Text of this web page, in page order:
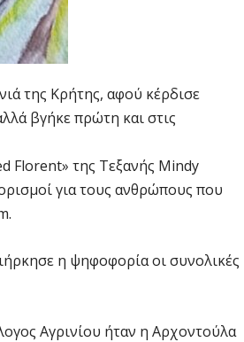
της Κρήτης, αφού κέρδισε
βγήκε πρώτη και στις
Florent» της Τεξανής Mindy
για τους ανθρώπους που
η ψηφοφορία οι συνολικές
Αγρινίου ήταν η Αρχοντούλα